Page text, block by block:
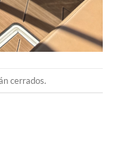
cerrados.